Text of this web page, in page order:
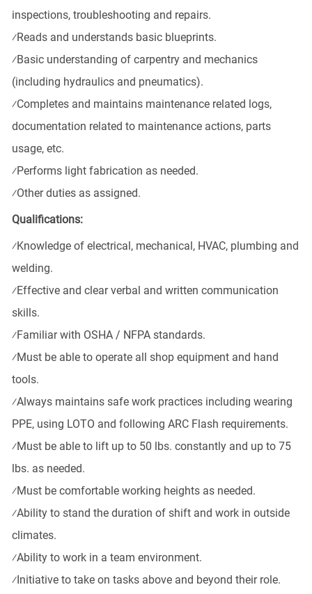
inspections, troubleshooting and repairs.
⁄Reads and understands basic blueprints.
⁄Basic understanding of carpentry and mechanics
(including hydraulics and pneumatics).
⁄Completes and maintains maintenance related logs,
documentation related to maintenance actions, parts
usage, etc.
⁄Performs light fabrication as needed.
⁄Other duties as assigned.
Qualifications:
⁄Knowledge of electrical, mechanical, HVAC, plumbing and
welding.
⁄Effective and clear verbal and written communication
skills.
⁄Familiar with OSHA / NFPA standards.
⁄Must be able to operate all shop equipment and hand
tools.
⁄Always maintains safe work practices including wearing
PPE, using LOTO and following ARC Flash requirements.
⁄Must be able to lift upto 50 lbs. constantly and up to 75
lbs. as needed.
⁄Must be comfortable working heights as needed.
⁄Ability to stand the duration of shift and work in outside
climates.
⁄Ability to work in a team environment.
⁄Initiative to take on tasks above and beyond their role.